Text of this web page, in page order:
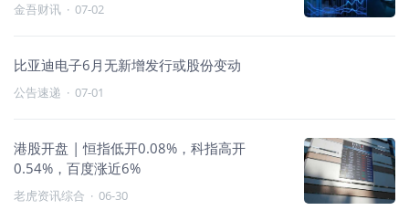
金吾财讯 · 07-02
比亚迪电子6月无新增发行或股份变动
公告速递 · 07-01
港股开盘 | 恒指低开0.08%，科指高开
0.54%，百度涨近6%
老虎资讯综合 · 06-30